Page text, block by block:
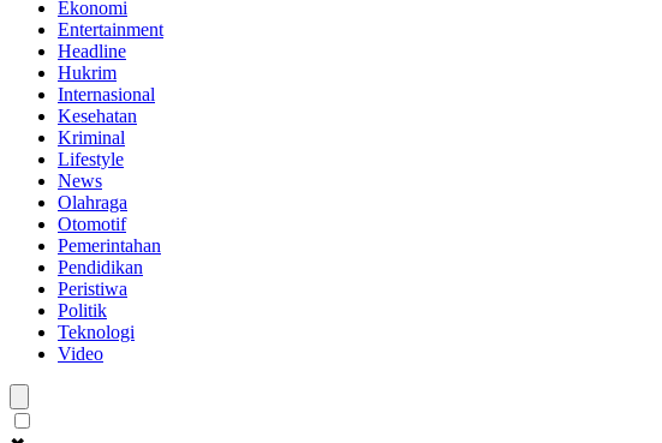
Ekonomi
Entertainment
Headline
Hukrim
Internasional
Kesehatan
Kriminal
Lifestyle
News
Olahraga
Otomotif
Pemerintahan
Pendidikan
Peristiwa
Politik
Teknologi
Video